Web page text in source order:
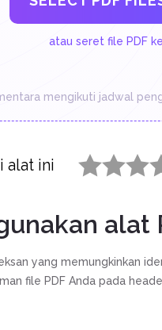
atau seret file PDF
mengikuti jadwal
alat ini
alat
yang memungkinkan
file PDF Anda pada